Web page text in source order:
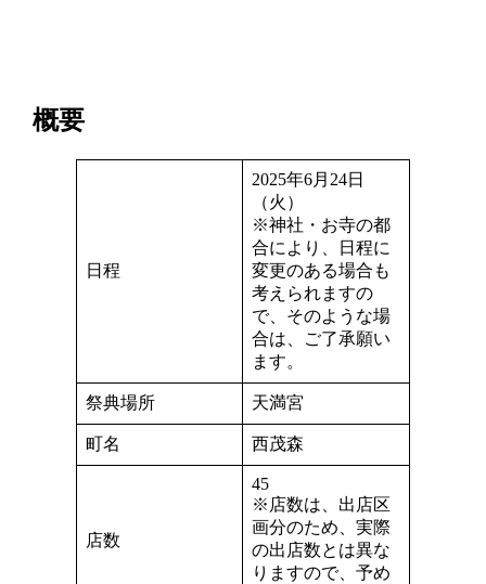
概要
日程
2025年6月24日
（火）
※神社・お寺の都
合により、日程に
変更のある場合も
考えられますの
で、そのような場
合は、ご了承願い
ます。
祭典場所 天満宮
町名 西茂森
店数
45
※店数は、出店区
画分のため、実際
の出店数とは異な
りますので、予め